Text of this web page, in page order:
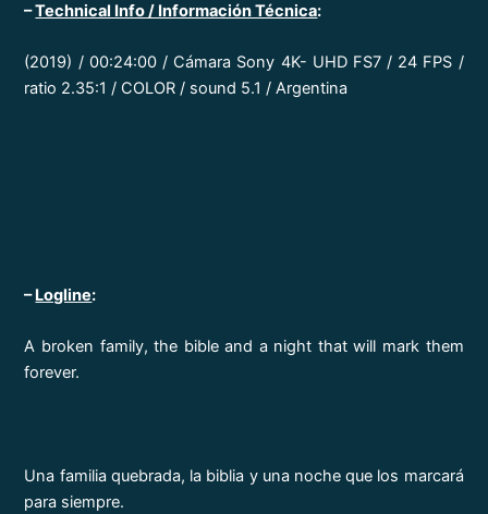
–Technical Info / Información Técnica:
(2019) / 00:24:00 / Cámara Sony 4K- UHD FS7 / 24 FPS /
ratio 2.35:1 / COLOR / sound 5.1 / Argentina
–Logline:
A broken family, the bible and a night that will mark them
forever.
Una familia quebrada, la biblia y una noche que los marcará
para siempre.